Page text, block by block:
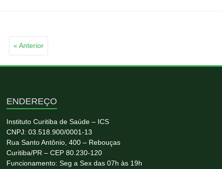
« Anterior
ENDEREÇO
Instituto Curitiba de Saúde – ICS
CNPJ: 03.518.900/0001-13
Rua Santo Antônio, 400 – Rebouças
Curitiba/PR – CEP 80.230-120
Funcionamento: Seg a Sex das 07h às 19h